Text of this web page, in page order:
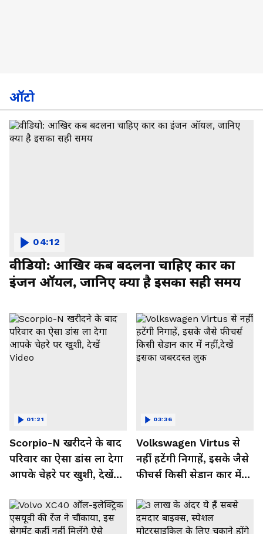
ऑटो
वीडियो: आखिर कब बदलना चाहिए कार का
इंजन ऑयल, जानिए क्या है इसका सही समय
04:12
Scorpio-N खरीदने के बाद
परिवार का ऐसा डांस ला देगा
आपके चेहरे पर खुशी, देखें
01:21
Volkswagen Virtus से
नहीं हटेंगी निगाहें, इसके जैसे
फीचर्स किसी सेडान कार में
03:36